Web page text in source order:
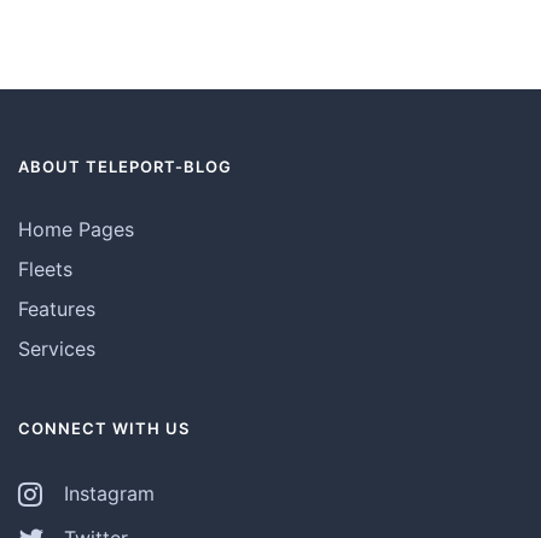
ABOUT TELEPORT-BLOG
Home Pages
Fleets
Features
Services
CONNECT WITH US
Instagram